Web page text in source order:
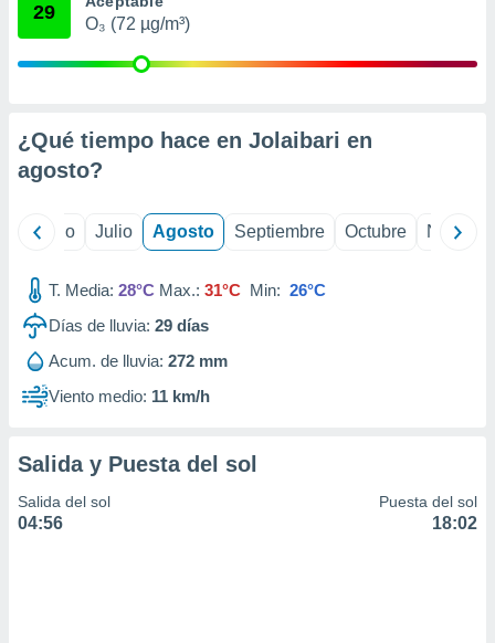
publicidad
1199
29
O₃ (72 µg/m³)
¿Qué tiempo hace en Jolaibari en
agosto?
Junio Julio Agosto Septiembre Octubre
T. Media: 28°C Max.: 31°C Min: 26°C
Días de lluvia: 29 días
Acum. de lluvia: 272 mm
Viento medio: 11 km/h
Salida y Puesta del sol
Salida del sol
04:56
Puesta del sol
18:02